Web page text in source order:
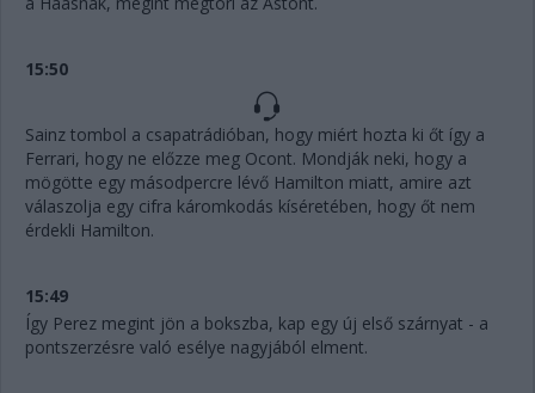
15:50
Sainz tombol a csapatrádióban, hogy miért hozta ki őt így a
Ferrari, hogy ne előzze meg Ocont. Mondják neki, hogy a
mögötte egy másodpercre lévő Hamilton miatt, amire azt
válaszolja egy cifra káromkodás kíséretében, hogy őt nem
érdekli Hamilton.
15:49
Így Perez megint jön a bokszba, kap egy új első szárnyat - a
pontszerzésre való esélye nagyjából elment.